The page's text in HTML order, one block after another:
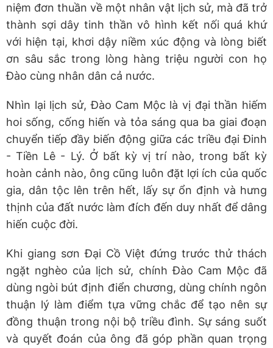
niệm đơn thuần về một nhân vật lịch sử, mà đã trở
thành sợi dây tinh thần vô hình kết nối quá khứ
với hiện tại, khơi dậy niềm xúc động và lòng biết
ơn sâu sắc trong lòng hàng triệu người con họ
Đào cùng nhân dân cả nước.
Nhìn lại lịch sử, Đào Cam Mộc là vị đại thần hiếm
hoi sống, cống hiến và tỏa sáng qua ba giai đoạn
chuyển tiếp đầy biến động giữa các triều đại Đinh
- Tiền Lê - Lý. Ở bất kỳ vị trí nào, trong bất kỳ
hoàn cảnh nào, ông cũng luôn đặt lợi ích của quốc
gia, dân tộc lên trên hết, lấy sự ổn định và hưng
thịnh của đất nước làm đích đến duy nhất để dâng
hiến cuộc đời.
Khi giang sơn Đại Cồ Việt đứng trước thử thách
ngặt nghèo của lịch sử, chính Đào Cam Mộc đã
dùng ngòi bút định điển chương, dùng chính ngôn
thuận lý làm điểm tựa vững chắc để tạo nên sự
đồng thuận trong nội bộ triều đình. Sự sáng suốt
và quyết đoán của ông đã góp phần quan trọng